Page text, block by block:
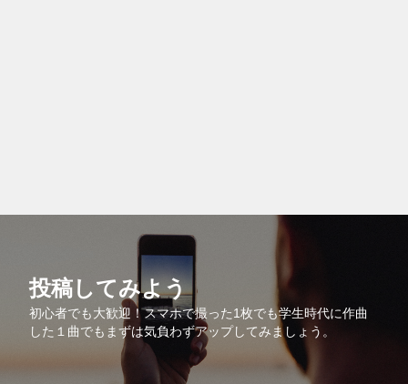
投稿してみよう
初心者でも大歓迎！スマホで撮った1枚でも学生時代に作曲
した１曲でもまずは気負わずアップしてみましょう。